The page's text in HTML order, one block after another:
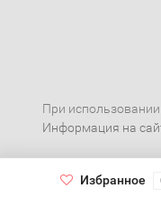
При
Информация на
Избранное